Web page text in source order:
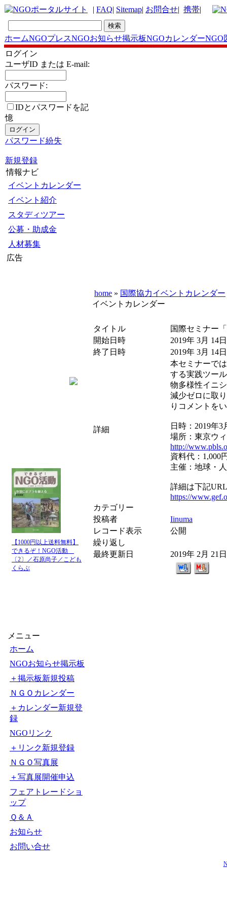
| FAQ| Sitemap| お問合せ| 携帯|
ホームNGOプレスNGOお知らせ掲示板NGOカレンダーNGO
ログイン
ユーザID または E-mail:
パスワード:
IDとパスワードを記
憶
パスワード紛失
新規登録
情報ナビ
イベントカレンダー
イベント紹介
スタディツアー
公募・助成金
人材募集
広告
【1000円以上送料無料】
できるぞ！NGO活動
〔2〕／石原尚子／こども
くらぶ
メニュー
ホーム
NGOお知らせ掲示板
＋掲示板新規投稿
ＮＧＯカレンダー
＋カレンダー新規登
録
NGOリンク
＋リンク新規登録
ＮＧＯ写真展
＋写真展開催申込
フェアトレードショ
ップ
Ｑ＆Ａ
お知らせ
お問い合せ
home » 国際協力イベントカレンダー
イベントカレンダー
タイトル
国際セミナー
開始日時
2019年 3月 14
終了日時
2019年 3月 14
詳細
本セミナーで
する実践ツー
物多様性イニ
減少ゼロに取
りコメントを
日時：2019年3
場所：東京ウ
http://
資料代：1,000
主催：地球・
詳細は下記
https://
カテゴリー
投稿者
Iinuma
レコード表示
公開
繰り返し
最終更新日
2019年 2月 21